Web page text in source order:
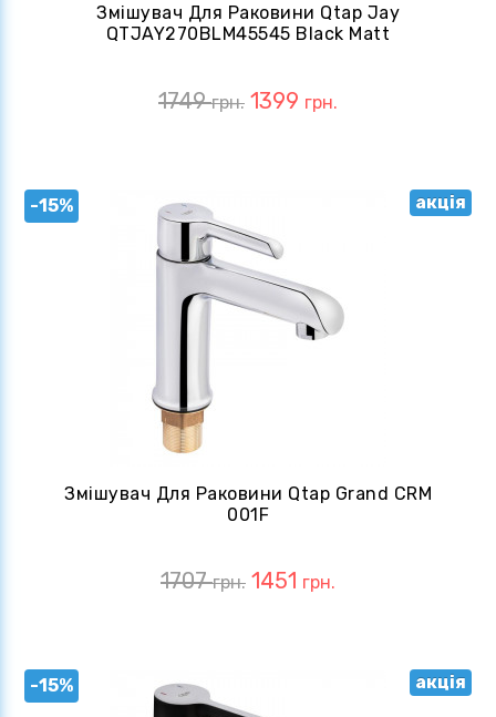
Змішувач Для Раковини Qtap Jay
QTJAY270BLM45545 Black Matt
1749грн. 1399 грн.
-15% акція
Змішувач Для Раковини Qtap Grand CRM
001F
1707грн. 1451 грн.
-15% акція